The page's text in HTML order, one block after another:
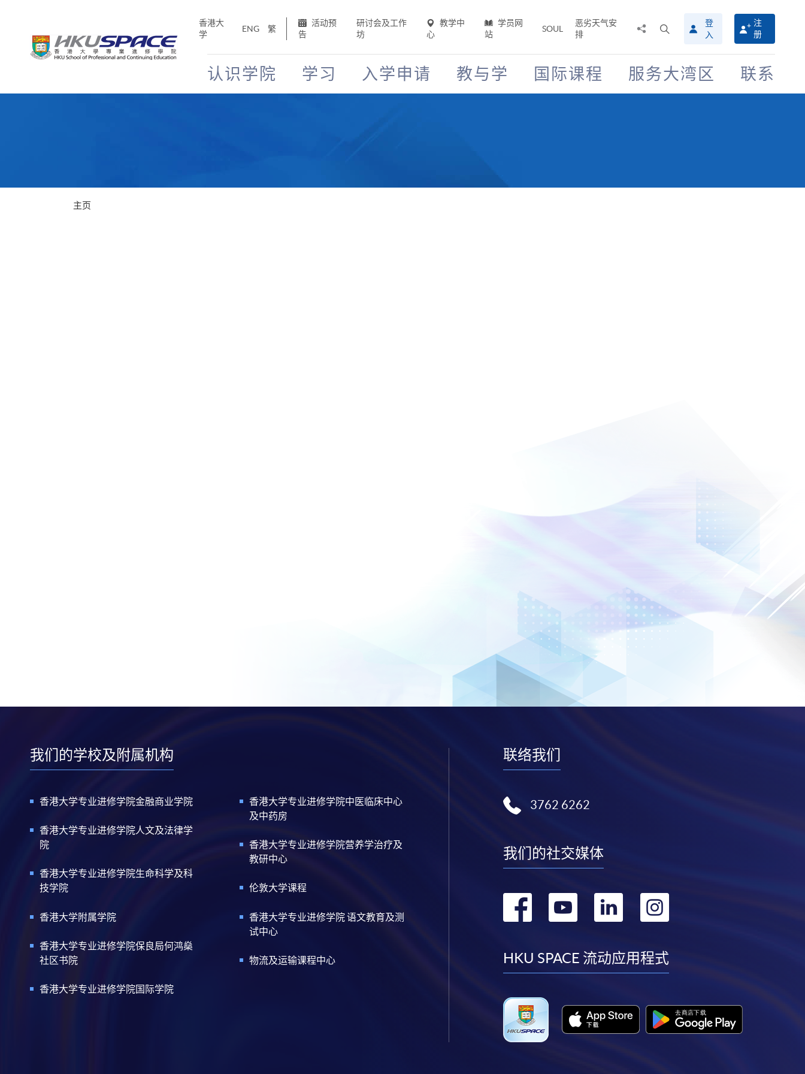
香港大
学
ENG 繁
活动预
告
研讨会及工作
坊
教学中
心
学员网
站
SOUL
恶劣天气安
排
搜
寻
介
面
登
入
注
册
认识学院 学习 入学申请 教与学 国际课程 服务大湾区 联系
主页
我们的学校及附属机构
香港大学专业进修学院金融商业学院
香港大学专业进修学院人文及法律学
院
香港大学专业进修学院生命科学及科
技学院
香港大学附属学院
香港大学专业进修学院保良局何鸿燊
社区书院
香港大学专业进修学院国际学院
香港大学专业进修学院中医临床中心
及中药房
香港大学专业进修学院营养学治疗及
教研中心
伦敦大学课程
香港大学专业进修学院 语文教育及测
试中心
物流及运输课程中心
联络我们
3762 6262
我们的社交媒体
转
facebook
转
youtube
转
linkedin
转
instagram
HKU SPACE 流动应用程式